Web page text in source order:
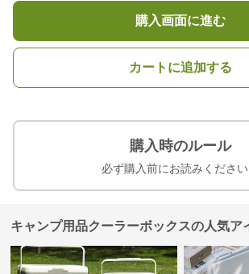
購入画面に進む
カートに追加する
購入時のルール
必ず購入前にお読みください
キャンプ用品クーラーボックスの人気ア